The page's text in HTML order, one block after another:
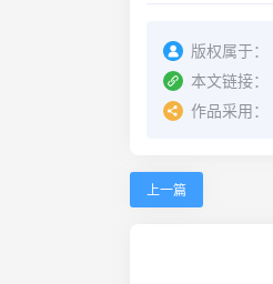
版权属于：
本文链接：
作品采用：
上一篇